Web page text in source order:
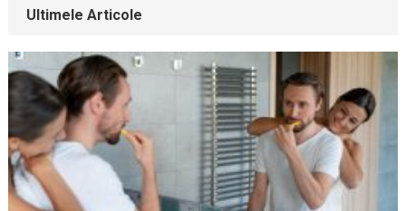
Ultimele Articole